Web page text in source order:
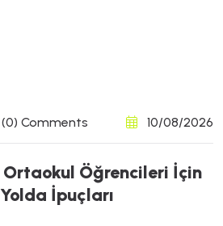
(0) Comments 10/08/2026
Ortaokul Öğrencileri İçin
Yolda İpuçları